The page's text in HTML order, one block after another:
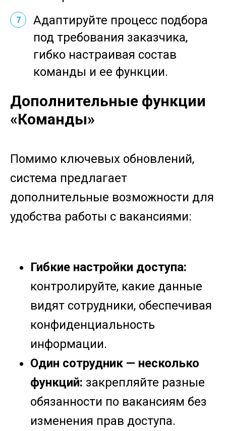
7
Адаптируйте процесс подбора
под требования заказчика,
гибко настраивая состав
команды и ее функции.
Дополнительные функции
«Команды»
Помимо ключевых обновлений,
система предлагает
дополнительные возможности для
удобства работы с вакансиями:
Гибкие настройки доступа:
контролируйте, какие данные
видят сотрудники, обеспечивая
конфиденциальность
информации.
Один сотрудник — несколько
функций: закрепляйте разные
обязанности по вакансиям без
изменения прав доступа.